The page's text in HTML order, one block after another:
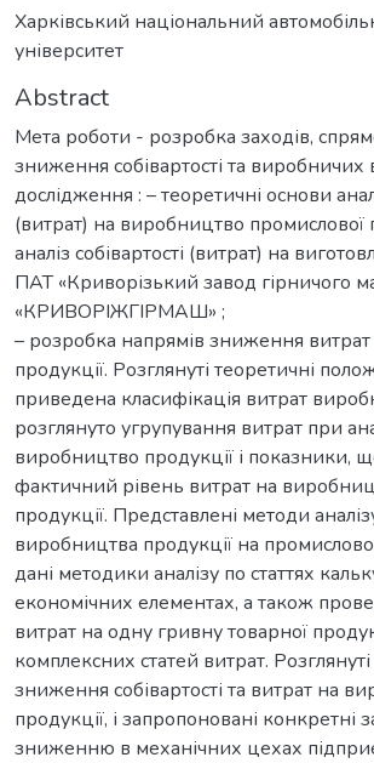
Харківський національний
університет
Abstract
Мета роботи - розробка заходів,
зниження собівартості та виробничих
дослідження : – теоретичні основи
(витрат) на виробництво промислової
аналіз собівартості (витрат) на
ПАТ «Криворізький завод гірничого
«КРИВОРІЖГІРМАШ» ;
– розробка напрямів зниження
продукції. Розглянуті теоретичні
приведена класифікація витрат
розглянуто угрупування витрат при
виробництво продукції і показники,
фактичний рівень витрат на
продукції. Представлені методи
виробництва продукції на
дані методики аналізу по статтях
економічних елементах, а також
витрат на одну гривну товарної
комплексних статей витрат.
зниження собівартості та витрат на
продукції, і запропоновані конкретні
зниженню в механічних цехах